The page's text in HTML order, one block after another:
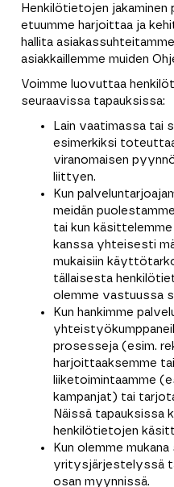
Henkilötietojen
etuumme harjoittaa ja
hallita
asiakkaillemme muiden
Voimme luovuttaa
seuraavissa tapauksissa:
Lain vaatimassa tai
esimerkiksi
viranomaisen
liittyen.
Kun
meidän
tai kun
kanssa yhteisesti
mukaisiin
tällaisesta
olemme vastuussa
Kun hankimme
prosesseja (esim.
harjoittaaksemme
liiketoimintaamme
kampanjat) tai
Näissä tapauksissa
henkilötietojen
Kun olemme
yritysjärjestelyssä
osan myynnissä.